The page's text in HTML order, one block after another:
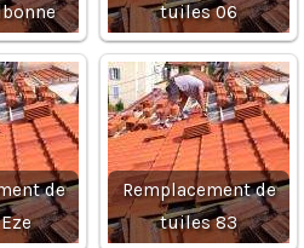
tuiles 06
de
Remplacement de
tuiles 83